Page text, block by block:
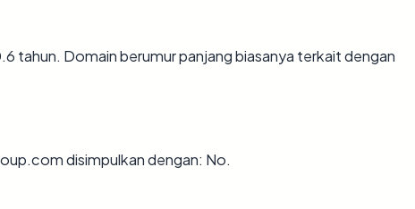
tahun. Domain berumur panjang biasanya terkait dengan
disimpulkan dengan: No.